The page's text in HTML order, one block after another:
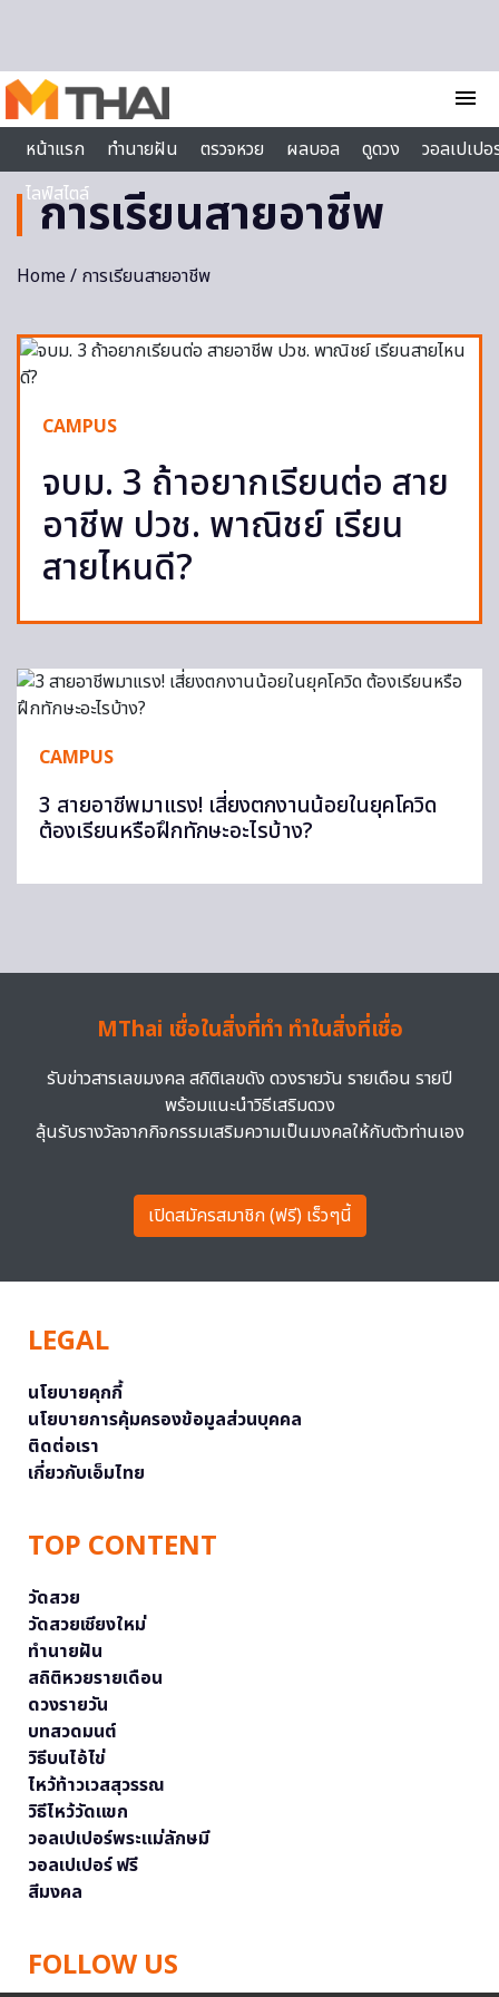
menu
หน้าแรก
ทำนายฝัน ตรวจหวย ผลบอล ดูดวง
วอลเปเป
ไลฟ์สไตล์
การเรียนสายอาชีพ
Home/ การเรียนสายอาชีพ
CAMPUS
จบม. 3 ถ้าอยากเรียนต่อ สาย
อาชีพ ปวช. พาณิชย์ เรียน
สายไหนดี?
CAMPUS
3 สายอาชีพมาแรง! เสี่ยงตกงานน้อยในยุคโควิด
ต้องเรียนหรือฝึกทักษะอะไรบ้าง?
MThai เชื่อในสิ่งที่ทำ ทำในสิ่งที่เชื่อ
รับข่าวสารเลขมงคล สถิติเลขดัง ดวงรายวัน รายเดือน รายปี
พร้อมแนะนำวิธีเสริมดวง
ลุ้นรับรางวัลจากกิจกรรมเสริมความเป็นมงคลให้กับตัวท่านเอง
เปิดสมัครสมาชิก (ฟรี) เร็วๆนี้
LEGAL
นโยบายคุกกี้
นโยบายการคุ้มครองข้อมูลส่วนบุคคล
ติดต่อเรา
เกี่ยวกับเอ็มไทย
TOP CONTENT
วัดสวย
วัดสวยเชียงใหม่
ทำนายฝัน
สถิติหวยรายเดือน
ดวงรายวัน
บทสวดมนต์
วิธีบนไอ้ไข่
ไหว้ท้าวเวสสุวรรณ
วิธีไหว้วัดแขก
วอลเปเปอร์พระแม่ลักษมี
วอลเปเปอร์ ฟรี
สีมงคล
FOLLOW US